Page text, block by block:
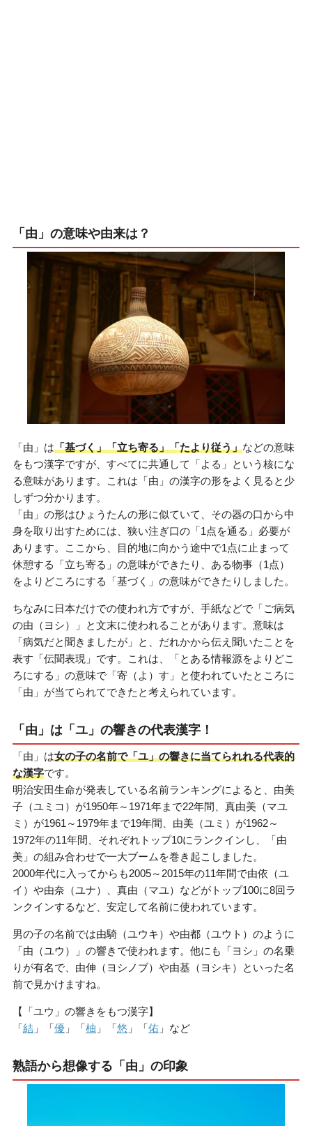
「由」の意味や由来は？
「由」は「基づく」「立ち寄る」「たより従う」などの意味
をもつ漢字ですが、すべてに共通して「よる」という核にな
る意味があります。これは「由」の漢字の形をよく見ると少
しずつ分かります。
「由」の形はひょうたんの形に似ていて、その器の口から中
身を取り出すためには、狭い注ぎ口の「1点を通る」必要が
あります。ここから、目的地に向かう途中で1点に止まって
休憩する「立ち寄る」の意味ができたり、ある物事（1点）
をよりどころにする「基づく」の意味ができたりしました。
ちなみに日本だけでの使われ方ですが、手紙などで「ご病気
の由（ヨシ）」と文末に使われることがあります。意味は
「病気だと聞きましたが」と、だれかから伝え聞いたことを
表す「伝聞表現」です。これは、「とある情報源をよりどこ
ろにする」の意味で「寄（よ）す」と使われていたところに
「由」が当てられてできたと考えられています。
「由」は「ユ」の響きの代表漢字！
「由」は女の子の名前で「ユ」の響きに当てられれる代表的
な漢字です。
明治安田生命が発表している名前ランキングによると、由美
子（ユミコ）が1950年～1971年まで22年間、真由美（マユ
ミ）が1961～1979年まで19年間、由美（ユミ）が1962～
1972年の11年間、それぞれトップ10にランクインし、「由
美」の組み合わせで一大ブームを巻き起こしました。
2000年代に入ってからも2005～2015年の11年間で由依（ユ
イ）や由奈（ユナ）、真由（マユ）などがトップ100に8回ラ
ンクインするなど、安定して名前に使われています。
男の子の名前では由騎（ユウキ）や由都（ユウト）のように
「由（ユウ）」の響きで使われます。他にも「ヨシ」の名乗
りが有名で、由伸（ヨシノブ）や由基（ヨシキ）といった名
前で見かけますね。
【「ユウ」の響きをもつ漢字】
「結」「優」「柚 」「悠 」「佑」など
熟語から想像する「由」の印象